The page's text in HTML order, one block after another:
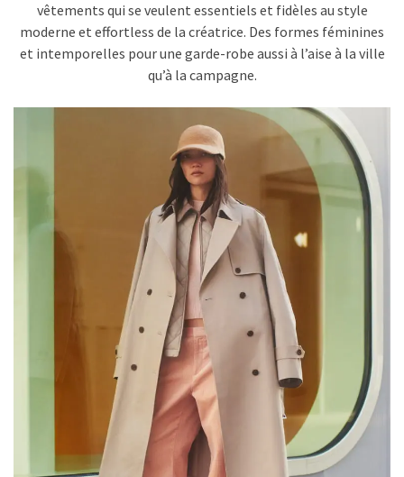
vêtements qui se veulent essentiels et fidèles au style
moderne et effortless de la créatrice. Des formes féminines
et intemporelles pour une garde-robe aussi à l’aise à la ville
qu’à la campagne.